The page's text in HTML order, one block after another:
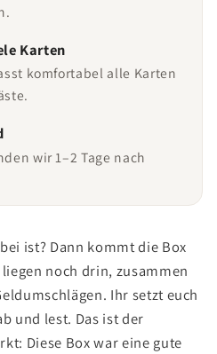
Karten
komfortabel alle Karten
wir 1–2 Tage nach
ist? Dann kommt die Box
noch drin, zusammen
Ihr setzt euch
und lest. Das ist der
Diese Box war eine gute